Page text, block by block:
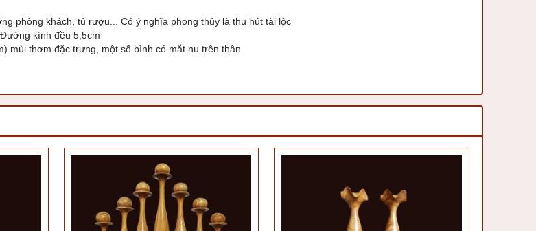
phòng khách, tủ rượu... Có ý nghĩa phong thủy là thu hút tài lộc
kính đều 5,5cm
mùi thơm đặc trưng, một số bình có mắt nu trên thân